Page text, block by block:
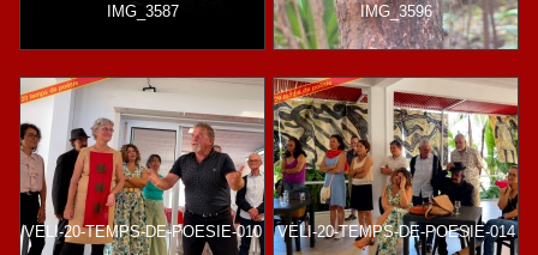
IMG_3587 IMG_3596
VELI-20-TEMPS-DE-POESIE-010 VELI-20-TEMPS-DE-POESIE-014